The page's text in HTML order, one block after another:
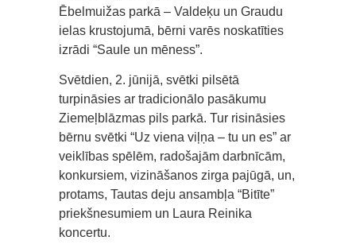
Ēbelmuižas parkā – Valdeķu un Graudu
ielas krustojumā, bērni varēs noskatīties
izrādi “Saule un mēness”.
Svētdien, 2. jūnijā, svētki pilsētā
turpināsies ar tradicionālo pasākumu
Ziemeļblāzmas pils parkā. Tur risināsies
bērnu svētki “Uz viena viļņa – tu un es” ar
veiklības spēlēm, radošajām darbnīcām,
konkursiem, vizināšanos zirga pajūgā, un,
protams, Tautas deju ansambļa “Bitīte”
priekšnesumiem un Laura Reinika
koncertu.